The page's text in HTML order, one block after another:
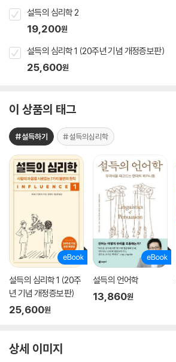
설득의 심리학 2
19,200원
설득의 심리학 1 (20주년 기념 개정증보판)
25,600원
이 상품의 태그
#설득하기 #설득의심리학
설득의 심리학 1 (20주
년 기념 개정증보판)
25,600원
설득의 언어학
13,860원
상세 이미지